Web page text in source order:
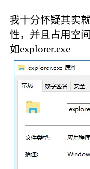
我十分怀疑其实
性，并且占用空
如explorer.exe